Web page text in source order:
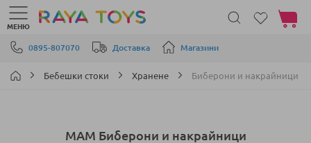
Прескачане към съдържанието
0895-807070 Доставка Магазини
МЕНЮ
Моята
Бебешки стоки Хранене Биберони и накрайници
MAM Биберони и накрайници